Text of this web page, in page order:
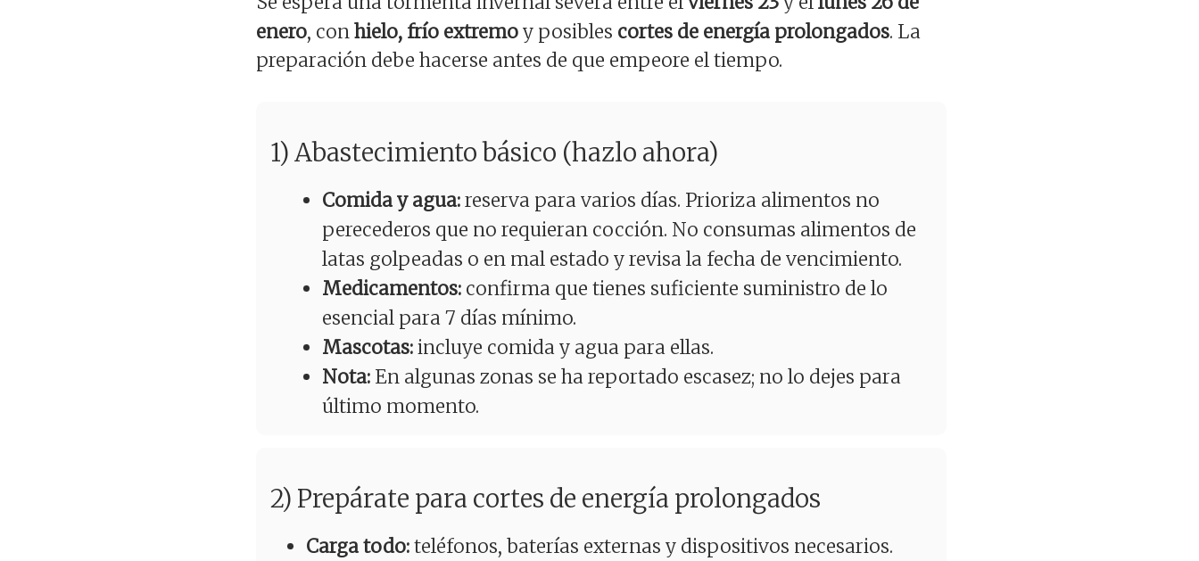
enero, conhielo, frío extremoy posibles cortes de energía prolongados. La
preparación debe hacerse antes de que empeore el tiempo.
1) Abastecimiento básico (hazlo ahora)
Comida y agua:reserva para varios días. Prioriza alimentos no
perecederos que no requieran cocción. No consumas alimentos de
latas golpeadas o en mal estado y revisa la fecha de vencimiento.
Medicamentos: confirma que tienes suficiente suministro de lo
esencial para 7 días mínimo.
Mascotas:incluye comida y agua para ellas.
Nota: En algunas zonas se ha reportado escasez; no lo dejes para
último momento.
2) Prepárate para cortes de energía prolongados
Carga todo:teléfonos, baterías externas y dispositivos necesarios.